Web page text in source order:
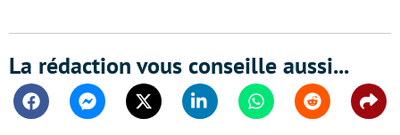
La rédaction vous conseille aussi...
FacebookMessengerTwitter Linkedin WhatsappReddit